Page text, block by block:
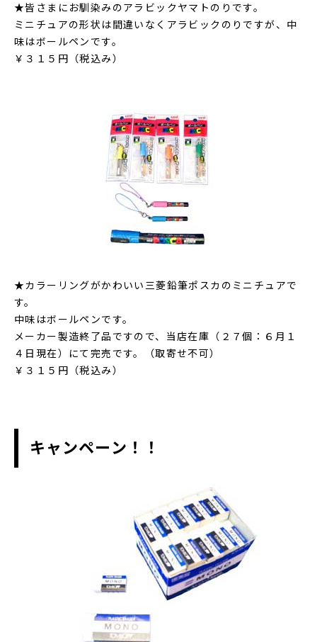
★皆さまにお馴染みのアラビックヤマトのりです。
ミニチュアの形状は間違いなくアラビックのりですが、中
味はボールペンです。
￥３１５円（税込み）
★カラーリングがかわいい三菱鉛筆ポスカのミニチュアで
す。
中味はボールペンです。
メーカー製造終了品ですので、当店在庫（２７個：６月１
４日現在）にて完売です。（取寄せ不可）
￥３１５円（税込み）
キャンペーン！！